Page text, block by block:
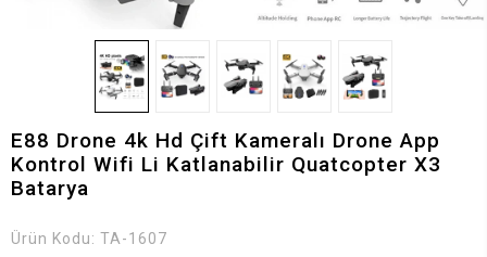
E88 Drone 4k Hd Çift Kameralı Drone App
Kontrol Wifi Li Katlanabilir Quatcopter X3
Batarya
Ürün Kodu: TA-1607